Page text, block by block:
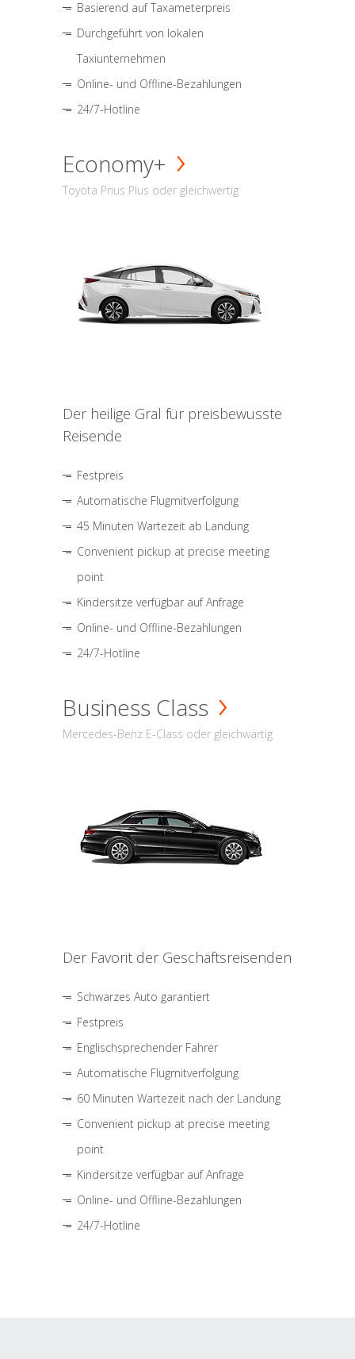
Basierend auf Taxameterpreis
Durchgeführt von lokalen
Taxiunternehmen
Online- und Offline-Bezahlungen
24/7-Hotline
Economy+
Toyota Prius Plus oder gleichwertig
Der heilige Gral für preisbewusste
Reisende
Festpreis
Automatische Flugmitverfolgung
45 Minuten Wartezeit ab Landung
Convenient pickup at precise meeting
point
Kindersitze verfügbar auf Anfrage
Online- und Offline-Bezahlungen
24/7-Hotline
Business Class
Mercedes-Benz E-Class oder gleichwärtig
Der Favorit der Geschäftsreisenden
Schwarzes Auto garantiert
Festpreis
Englischsprechender Fahrer
Automatische Flugmitverfolgung
60 Minuten Wartezeit nach der Landung
Convenient pickup at precise meeting
point
Kindersitze verfügbar auf Anfrage
Online- und Offline-Bezahlungen
24/7-Hotline